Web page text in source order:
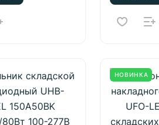
НОВИНКА